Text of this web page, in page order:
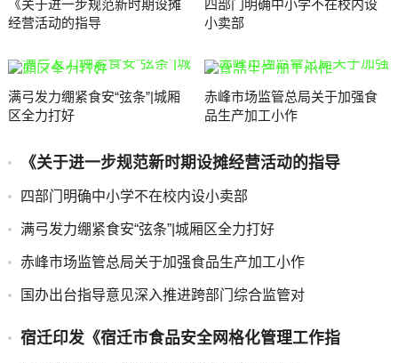
《关于进一步规范新时期设摊
经营活动的指导
四部门明确中小学不在校内设
小卖部
满弓发力绷紧食安“弦条”|城厢
区全力打好
赤峰市场监管总局关于加强食
品生产加工小作
《关于进一步规范新时期设摊经营活动的指导
四部门明确中小学不在校内设小卖部
满弓发力绷紧食安“弦条”|城厢区全力打好
赤峰市场监管总局关于加强食品生产加工小作
国办出台指导意见深入推进跨部门综合监管对
宿迁印发《宿迁市食品安全网格化管理工作指